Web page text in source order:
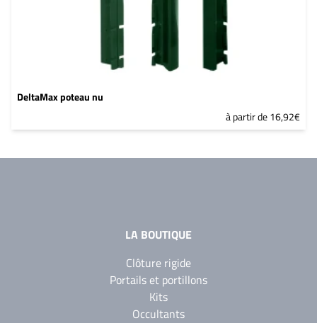
DeltaMax poteau nu
à partir de 16,92€
LA BOUTIQUE
Clôture rigide
Portails et portillons
Kits
Occultants